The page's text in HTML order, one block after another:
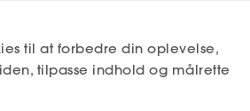
Virksomhedsjura Skatteret
til at forbedre din oplevelse,
tilpasse indhold og målrette